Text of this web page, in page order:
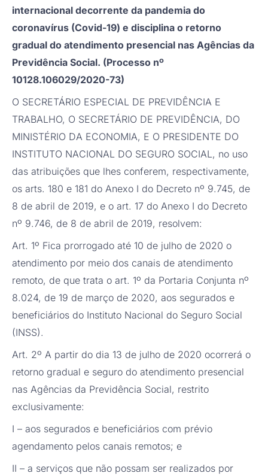
internacional decorrente da pandemia do
coronavírus (Covid-19) e disciplina o retorno
gradual do atendimento presencial nas Agências da
Previdência Social. (Processo nº
10128.106029/2020-73)
O SECRETÁRIO ESPECIAL DE PREVIDÊNCIA E
TRABALHO, O SECRETÁRIO DE PREVIDÊNCIA, DO
MINISTÉRIO DA ECONOMIA, E O PRESIDENTE DO
INSTITUTO NACIONAL DO SEGURO SOCIAL, no uso
das atribuições que lhes conferem, respectivamente,
os arts. 180 e 181 do Anexo I do Decreto nº 9.745, de
8 de abril de 2019, e o art. 17 do Anexo I do Decreto
nº 9.746, de 8 de abril de 2019, resolvem:
Art. 1º Fica prorrogado até 10 de julho de 2020 o
atendimento por meio dos canais de atendimento
remoto, de que trata o art. 1º da Portaria Conjunta nº
8.024, de 19 de março de 2020, aos segurados e
beneficiários do Instituto Nacional do Seguro Social
(INSS).
Art. 2º A partir do dia 13 de julho de 2020 ocorrerá o
retorno gradual e seguro do atendimento presencial
nas Agências da Previdência Social, restrito
exclusivamente:
I – aos segurados e beneficiários com prévio
agendamento pelos canais remotos; e
II – a serviços que não possam ser realizados por